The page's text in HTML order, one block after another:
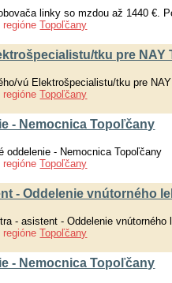
linky so mzdou až 1440 €.
regióne Topoľčany
tku pre NAY
vú Elektrošpecialistu/tku pre
regióne Topoľčany
- Nemocnica Topoľčany
oddelenie - Nemocnica Topoľčany
regióne Topoľčany
- Oddelenie vnútorného
- asistent - Oddelenie
regióne Topoľčany
- Nemocnica Topoľčany